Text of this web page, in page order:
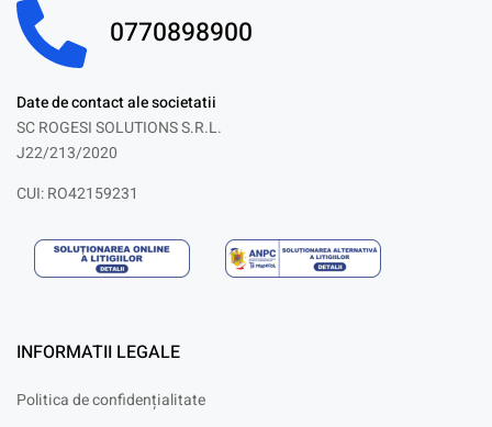
0770898900
Date de contact ale societatii
SC ROGESI SOLUTIONS S.R.L.
J22/213/2020
CUI: RO42159231
INFORMATII LEGALE
Politica de confidențialitate